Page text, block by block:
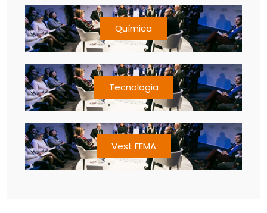
Química
Tecnologia
Vest FEMA